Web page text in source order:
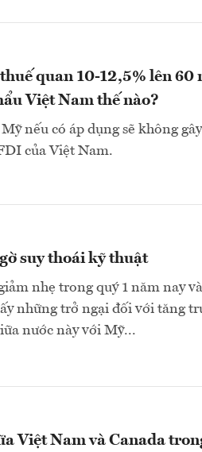
quan 10-12,5% lên 60
Việt Nam thế nào?
nếu có áp dụng sẽ không
của Việt Nam.
suy thoái kỹ thuật
nhẹ trong quý 1 năm nay
những trở ngại đối với tăng
nước này với Mỹ...
Việt Nam và Canada